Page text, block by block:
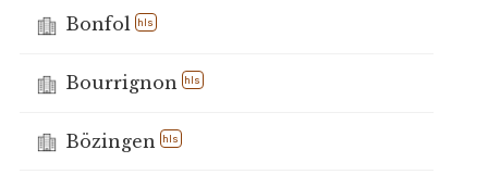
Bonfol hls
Bourrignon hls
Bözingen hls